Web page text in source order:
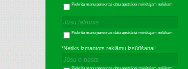
Piekrītu manu personas datu apstrādei minētajam nolūkam
Piekrītu manu personas datu apstrādei minētajam nolūkam
*Netiks izmantots reklāmu izsūtīšanai!